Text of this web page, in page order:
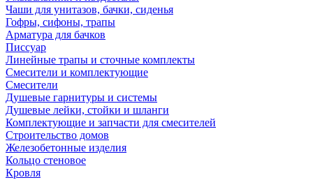
Чаши для унитазов, бачки, сиденья
Гофры, сифоны, трапы
Арматура для бачков
Писсуар
Линейные трапы и сточные комплекты
Смесители и комплектующие
Смесители
Душевые гарнитуры и системы
Душевые лейки, стойки и шланги
Комплектующие и запчасти для смесителей
Строительство домов
Железобетонные изделия
Кольцо стеновое
Кровля